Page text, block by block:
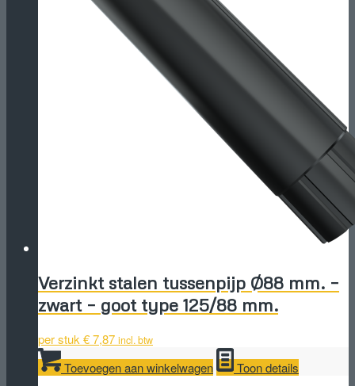
Verzinkt stalen tussenpijp Ø88 mm. –
zwart – goot type 125/88 mm.
per stuk €7,87 incl. btw
Toevoegen aan winkelwagen Toon details